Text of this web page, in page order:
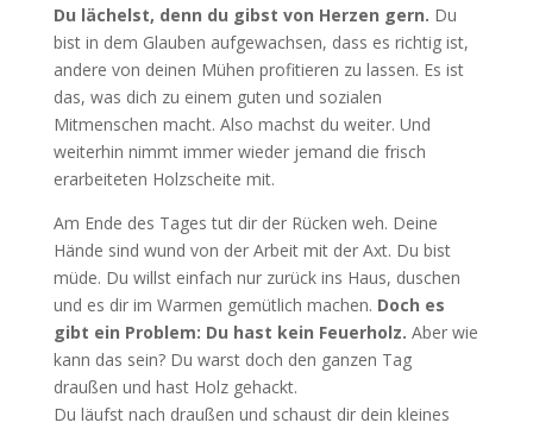
Du lächelst, denn du gibst von Herzen gern. Du
bist in dem Glauben aufgewachsen, dass es richtig ist,
andere von deinen Mühen profitieren zu lassen. Es ist
das, was dich zu einem guten und sozialen
Mitmenschen macht. Also machst du weiter. Und
weiterhin nimmt immer wieder jemand die frisch
erarbeiteten Holzscheite mit.
Am Ende des Tages tut dir der Rücken weh. Deine
Hände sind wund von der Arbeit mit der Axt. Du bist
müde. Du willst einfach nur zurück ins Haus, duschen
und es dir im Warmen gemütlich machen. Doch es
gibt ein Problem: Du hast kein Feuerholz. Aber wie
kann das sein? Du warst doch den ganzen Tag
draußen und hast Holz gehackt.
Du läufst nach draußen und schaust dir dein kleines